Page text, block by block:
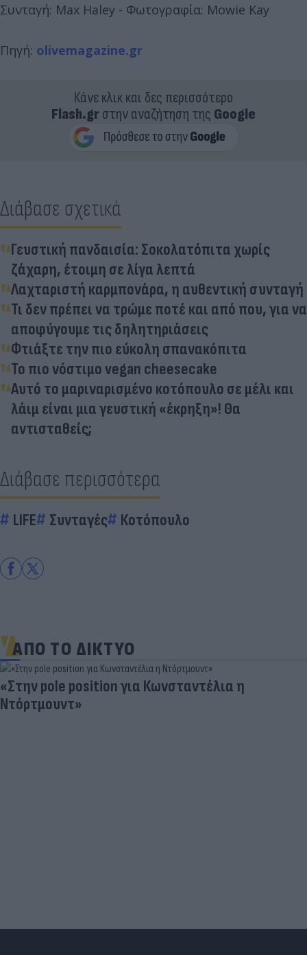
Συνταγή: Max Haley - Φωτογραφία: Mowie Kay
Πηγή: olivemagazine.gr
Κάνε κλικ και δες περισσότερο
Flash.grστην αναζήτηση της Google
Διάβασε σχετικά
Γευστική πανδαισία: Σοκολατόπιτα χωρίς
ζάχαρη, έτοιμη σε λίγα λεπτά
Λαχταριστή καρμπονάρα, η αυθεντική συνταγή
Τι δεν πρέπει να τρώμε ποτέ και από που, για να
αποφύγουμε τις δηλητηριάσεις
Φτιάξτε την πιο εύκολη σπανακόπιτα
Το πιο νόστιμο vegan cheesecake
Αυτό το μαριναρισμένο κοτόπουλο σε μέλι και
λάιμ είναι μια γευστική «έκρηξη»! Θα
αντισταθείς;
Διάβασε περισσότερα
LIFE Συνταγές Κοτόπουλο
ΑΠΟ ΤΟ ΔΙΚΤΥΟ
«Στην pole position για Κωνσταντέλια η
Ντόρτμουντ»